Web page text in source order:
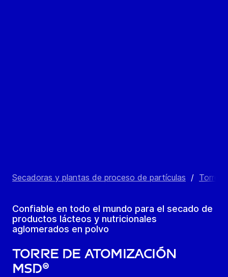
Secadoras y plantas de proceso de partículas / Torres
Confiable en todo el mundo para el secado de
productos lácteos y nutricionales
aglomerados en polvo
Torre de atomización
MSD®